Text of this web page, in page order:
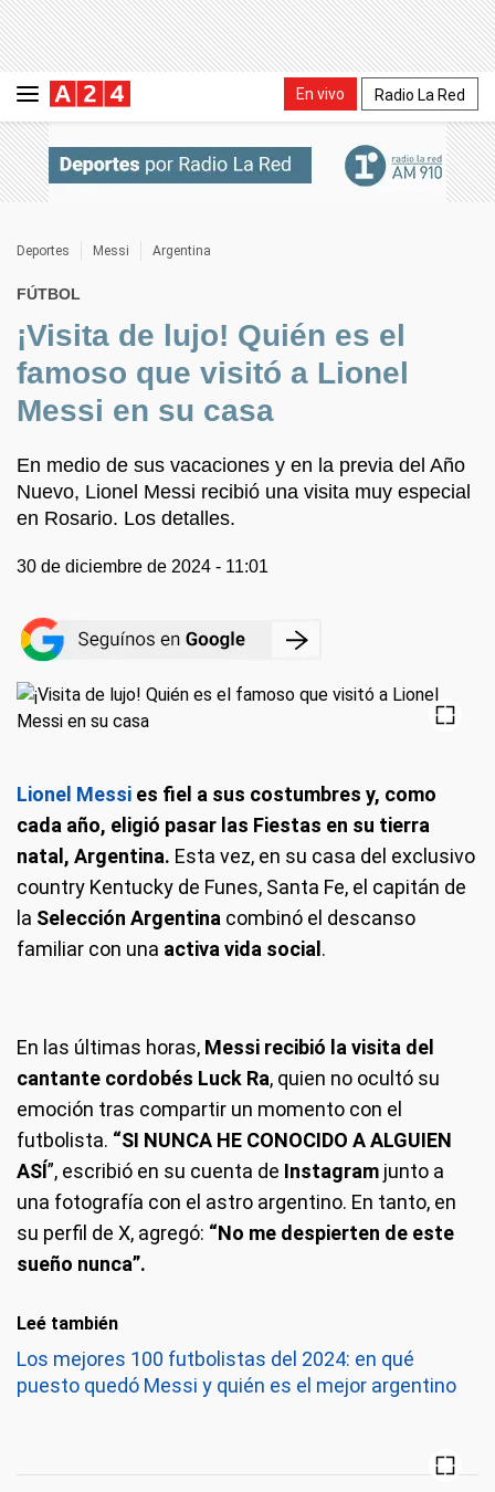
En vivo Radio La Red
Deportes Messi Argentina
FÚTBOL
¡Visita de lujo! Quién es el
famoso que visitó a Lionel
Messi en su casa
En medio de sus vacaciones y en la previa del Año
Nuevo, Lionel Messi recibió una visita muy especial
en Rosario. Los detalles.
30 de diciembre de 2024 - 11:01
Lionel Messi es fiel a sus costumbres y, como
cada año, eligió pasar las Fiestas en su tierra
natal, Argentina. Esta vez, en su casa del exclusivo
country Kentucky de Funes, Santa Fe, el capitán de
la Selección Argentina combinó el descanso
familiar con una activa vida social .
En las últimas horas, Messi recibió la visita del
cantante cordobés Luck Ra, quien no ocultó su
emoción tras compartir un momento con el
futbolista. “SI NUNCA HE CONOCIDO A ALGUIEN
ASÍ”, escribió en su cuenta de Instagram junto a
una fotografía con el astro argentino. En tanto, en
su perfil de X, agregó: “No me despierten de este
sueño nunca”.
Leé también
Los mejores 100 futbolistas del 2024: en qué
puesto quedó Messi y quién es el mejor argentino